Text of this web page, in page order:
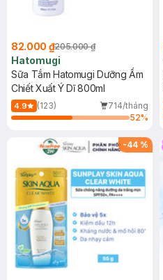
82.000 ₫205.000 ₫
Hatomugi
Sữa Tắm Hatomugi Dưỡng Ẩm
Chiết Xuất Ý Dĩ 800ml
4.9 (123)
714/tháng
52%
-44 %